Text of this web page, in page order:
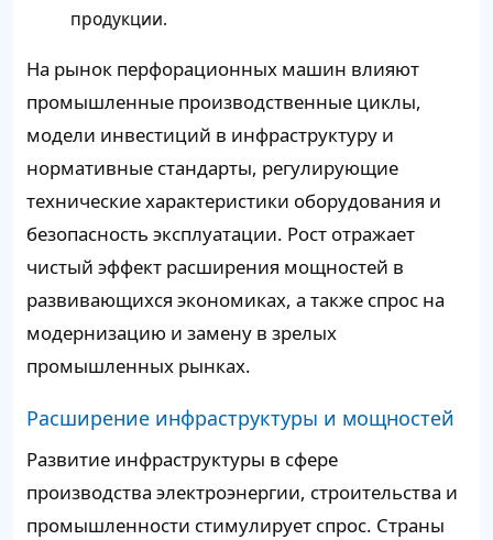
продукции.
На рынок перфорационных машин влияют
промышленные производственные циклы,
модели инвестиций в инфраструктуру и
нормативные стандарты, регулирующие
технические характеристики оборудования и
безопасность эксплуатации. Рост отражает
чистый эффект расширения мощностей в
развивающихся экономиках, а также спрос на
модернизацию и замену в зрелых
промышленных рынках.
Расширение инфраструктуры и мощностей
Развитие инфраструктуры в сфере
производства электроэнергии, строительства и
промышленности стимулирует спрос. Страны